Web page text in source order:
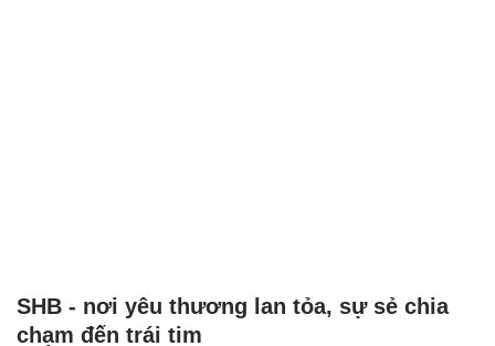
SHB - nơi yêu thương lan tỏa, sự sẻ chia
chạm đến trái tim